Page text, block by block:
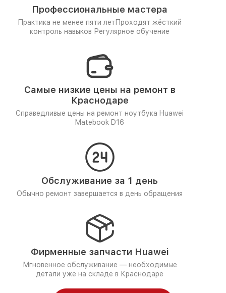
Профессиональные мастера
Практика не менее пяти лет Проходят жёсткий
контроль навыков Регулярное обучение
Самые низкие цены на ремонт в
Краснодаре
Справедливые цены на ремонт ноутбука Huawei
Matebook D16
Обслуживание за 1 день
Обычно ремонт завершается в день обращения
Фирменные запчасти Huawei
Мгновенное обслуживание — необходимые
детали уже на складе в Краснодаре